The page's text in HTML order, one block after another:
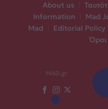
About us
Information
Mad
Mad
Editorial Policy
MAD.gr